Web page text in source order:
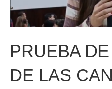
PRUEBA
DE LAS